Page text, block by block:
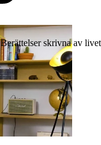
Berättelser skrivna av livet